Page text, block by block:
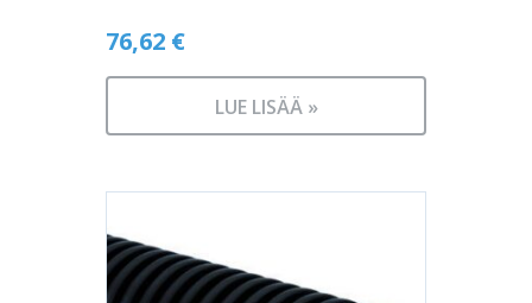
76,62 €
LUE LISÄÄ »